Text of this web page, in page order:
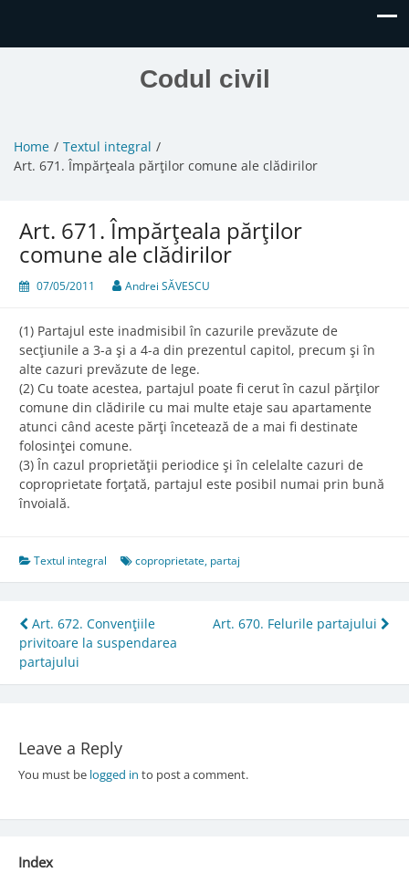
Codul civil
Home
Textul integral
Art. 671. Împărţeala părţilor comune ale clădirilor
Art. 671. Împărţeala părţilor
comune ale clădirilor
07/05/2011 Andrei SĂVESCU
(1) Partajul este inadmisibil în cazurile prevăzute de
secţiunile a 3-a şi a 4-a din prezentul capitol, precum şi în
alte cazuri prevăzute de lege.
(2) Cu toate acestea, partajul poate fi cerut în cazul părţilor
comune din clădirile cu mai multe etaje sau apartamente
atunci când aceste părţi încetează de a mai fi destinate
folosinţei comune.
(3) În cazul proprietăţii periodice şi în celelalte cazuri de
coproprietate forţată, partajul este posibil numai prin bună
învoială.
Textul integral coproprietate, partaj
Post
navigation
Art. 672. Convenţiile
privitoare la suspendarea
partajului
Art. 670. Felurile partajului
Leave a Reply
You must be logged in to post a comment.
Index